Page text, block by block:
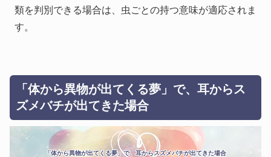
類を判別できる場合は、虫ごとの持つ意味が適応されま
す。
「体から異物が出てくる夢」で、耳からス
ズメバチが出てきた場合
「体から異物が出てくる夢」で、耳からスズメバチが出てきた場合